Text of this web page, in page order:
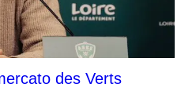
des Verts